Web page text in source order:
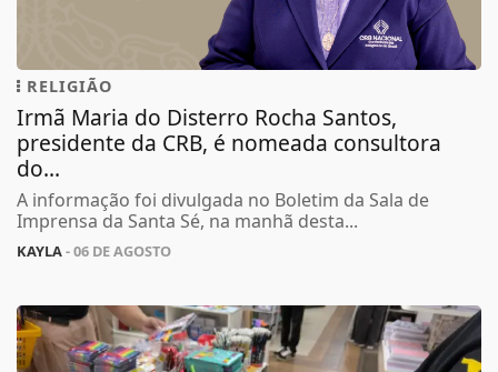
RELIGIÃO
Irmã Maria do Disterro Rocha Santos,
presidente da CRB, é nomeada consultora
do...
A informação foi divulgada no Boletim da Sala de
Imprensa da Santa Sé, na manhã desta...
KAYLA- 06 DE AGOSTO